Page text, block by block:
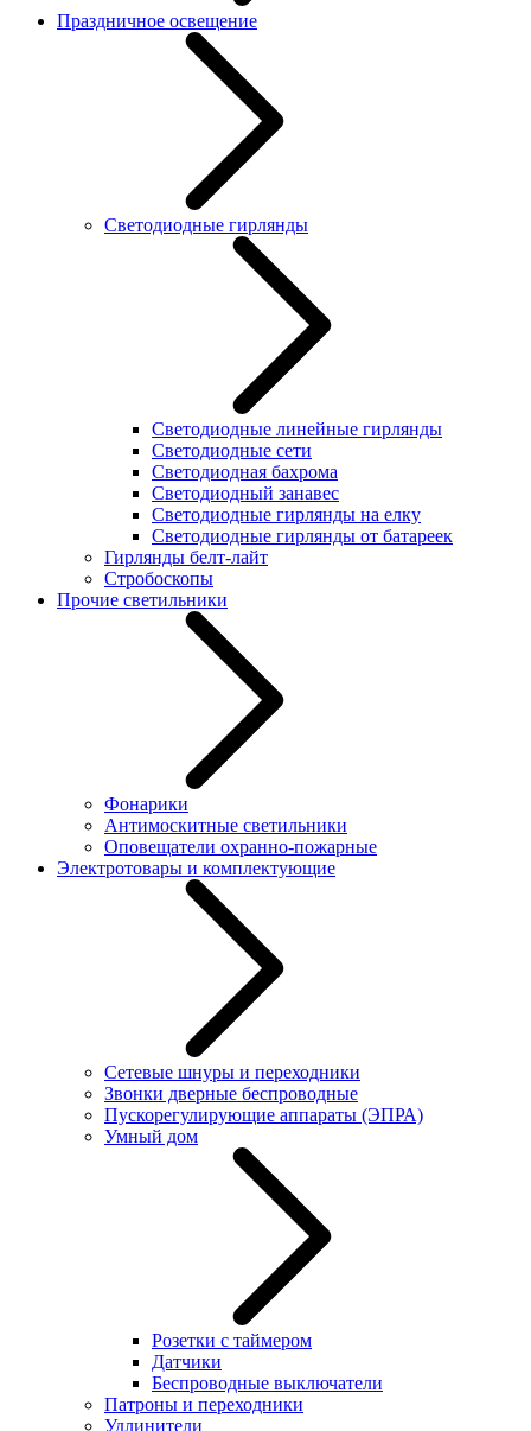
Праздничное освещение
Светодиодные гирлянды
Светодиодные линейные гирлянды
Светодиодные сети
Светодиодная бахрома
Светодиодный занавес
Светодиодные гирлянды на елку
Светодиодные гирлянды от батареек
Гирлянды белт-лайт
Стробоскопы
Прочие светильники
Фонарики
Антимоскитные светильники
Оповещатели охранно-пожарные
Электротовары и комплектующие
Сетевые шнуры и переходники
Звонки дверные беспроводные
Пускорегулирующие аппараты (ЭПРА)
Умный дом
Розетки с таймером
Датчики
Беспроводные выключатели
Патроны и переходники
Удлинители